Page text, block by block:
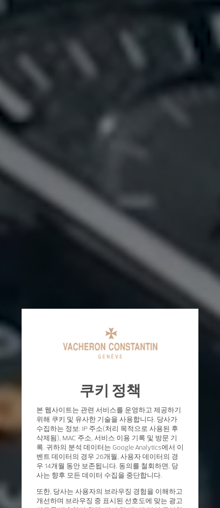
쿠키 정책
본 웹사이트는 관련 서비스를 운영하고 제공하기
위해 쿠키 및 유사한 기술을 사용합니다. 당사가
수집하는 정보: IP 주소(처리 목적으로 사용된 후
삭제됨), MAC 주소, 서비스 이용 기록 및 방문 기
록. 귀하의 분석 데이터는 Google Analytics에서 이
벤트 데이터의 경우 26개월, 사용자 데이터의 경
우 14개월 동안 보존됩니다. 동의를 철회하면, 당
사는 향후 모든 데이터 수집을 중단합니다.
또한, 당사는 사용자의 브라우징 경험을 이해하고
개선하며 브라우징 중 표시된 선호도에 맞는 광고